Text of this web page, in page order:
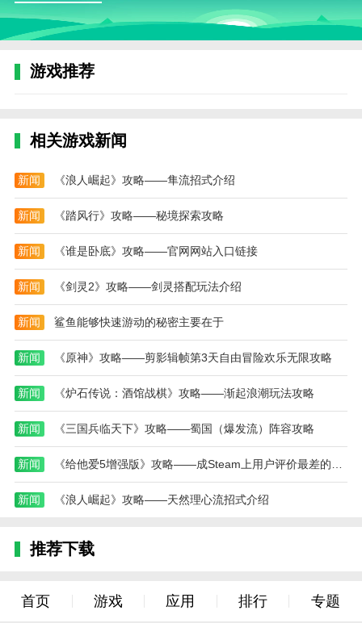
3.具有典型的垄断性、房地产的收费功能和精细化
的玩法;
4.有趣的游戏，你可以随时随地玩;
MONOPOLY GO! 手机版测评
MONOPOLY GO! 手机版是最近非常流行的垄断手
机游戏。玩家将在游戏中与其他玩家进行激烈的商业对
抗。该系统为玩家创造了一个3D游戏视觉，玩家也可以
自由调整。操作简单，游戏玩法简单。这是一个非常有
趣的休闲游戏。游戏玩法基于垄断游戏。玩家可以与游
戏中随机匹配的其他玩家竞争财富，并成功消费他人破
产，成为唯一的垄断者。
本站为您提供MONOPOLY GO! 手机版的 手机游
戏 ，欢迎大家记住本站网址，本站是您下载安卓手游
app最好的网站！
游戏推荐
相关游戏新闻
新闻 《浪人崛起》攻略——隼流招式介绍
新闻 《踏风行》攻略——秘境探索攻略
新闻 《谁是卧底》攻略——官网网站入口链接
新闻 《剑灵2》攻略——剑灵搭配玩法介绍
新闻 鲨鱼能够快速游动的秘密主要在于
新闻 《原神》攻略——剪影辑帧第3天自由冒险欢乐无限攻略
新闻 《炉石传说：酒馆战棋》攻略——渐起浪潮玩法攻略
新闻 《三国兵临天下》攻略——蜀国（爆发流）阵容攻略
新闻
新闻 《浪人崛起》攻略——天然理心流招式介绍
推荐下载
首页 游戏 应用 排行 专题